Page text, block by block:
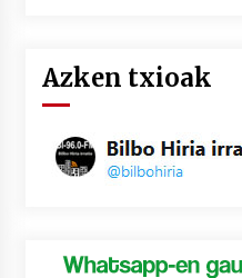
Azken txioak